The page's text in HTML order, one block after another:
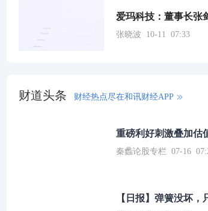
爱玛科技：董事长张
张晓波 10-11 07:33
财道头条 财经热点尽在和讯财经APP
重磅利好刺激叠加估
秦蠡论股专栏 07-16
【日报】弹簧没坏，